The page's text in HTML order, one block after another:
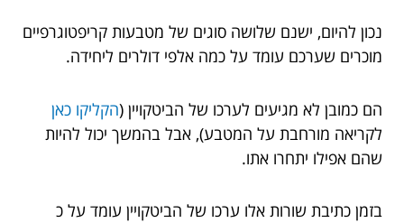
נכון להיום, ישנם שלושה סוגים של מטבעות קריפטוגרפיים
מוכרים שערכם עומד על כמה אלפי דולרים ליחידה.
הם כמובן לא מגיעים לערכו של הביטקויין (הקליקו כאן
לקריאה מורחבת על המטבע), אבל בהמשך יכול להיות
שהם אפילו יתחרו אתו.
בזמן כתיבת שורות אלו ערכו של הביטקויין עומד על כ